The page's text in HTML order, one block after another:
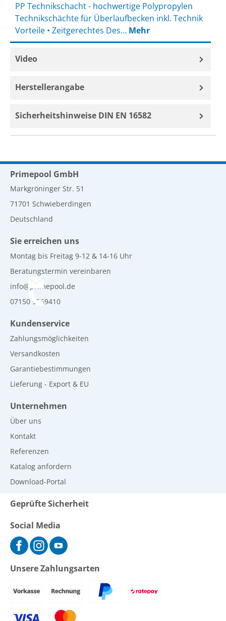
PP Technikschacht - hochwertige Polypropylen
Technikschächte für Überlaufbecken inkl. Technik
Vorteile • Zeitgerechtes Des… Mehr
Video
Herstellerangabe
Sicherheitshinweise DIN EN 16582
Primepool GmbH
Markgröninger Str. 51
71701 Schwieberdingen
Deutschland
Sie erreichen uns
Montag bis Freitag 9-12 & 14-16 Uhr
Beratungstermin vereinbaren
info@primepool.de
07150 9269410
Kundenservice
Zahlungsmöglichkeiten
Versandkosten
Garantiebestimmungen
Lieferung - Export & EU
Unternehmen
Über uns
Kontakt
Referenzen
Katalog anfordern
Download-Portal
Geprüfte Sicherheit
Social Media
Unsere Zahlungsarten